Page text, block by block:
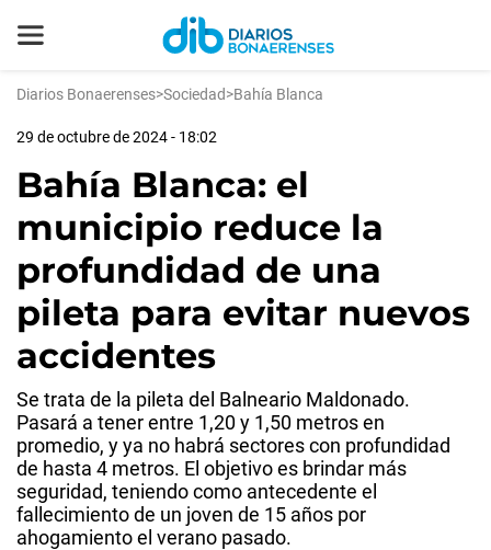
Diarios Bonaerenses>Sociedad>Bahía Blanca
29 de octubre de 2024 - 18:02
Bahía Blanca: el
municipio reduce la
profundidad de una
pileta para evitar nuevos
accidentes
Se trata de la pileta del Balneario Maldonado.
Pasará a tener entre 1,20 y 1,50 metros en
promedio, y ya no habrá sectores con profundidad
de hasta 4 metros. El objetivo es brindar más
seguridad, teniendo como antecedente el
fallecimiento de un joven de 15 años por
ahogamiento el verano pasado.